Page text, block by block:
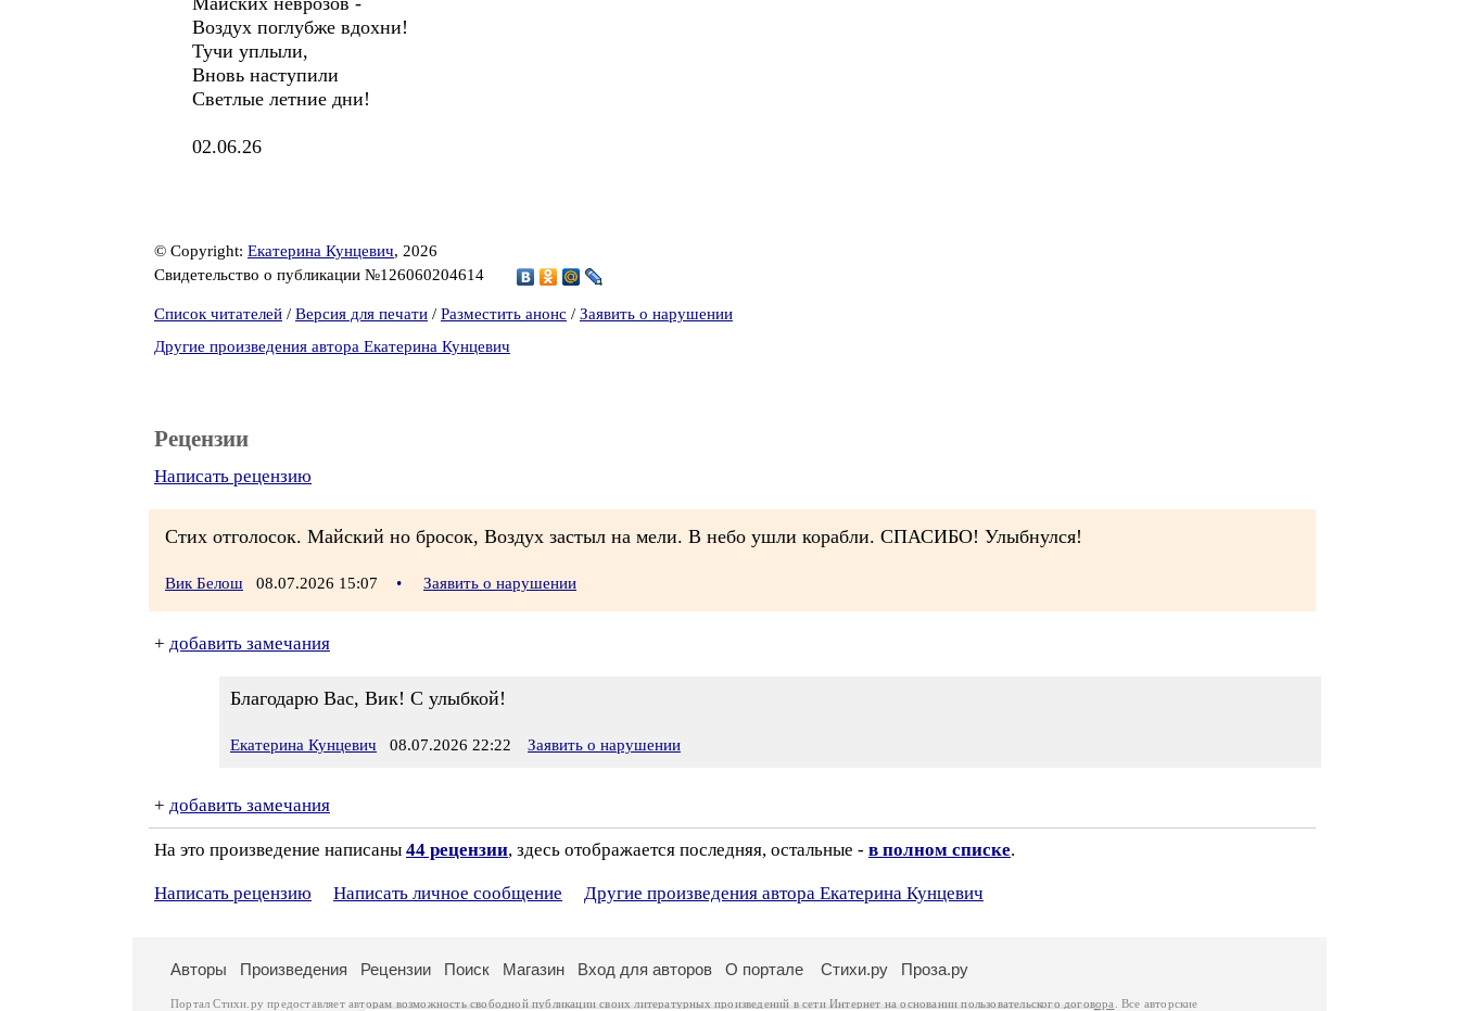
Воздух поглубже вдохни!
Тучи уплыли,
Вновь наступили
Светлые летние дни!
02.06.26
© Copyright: Екатерина Кунцевич, 2026
Свидетельство о публикации №126060204614
Список читателей / Версия для печати / Разместить анонс / Заявить о нарушении
Другие произведения автора Екатерина Кунцевич
Рецензии
Написать рецензию
Стих отголосок. Майский но бросок, Воздух застыл на мели. В небо ушли корабли. СПАСИБО! Улыбнулся!
Вик Белош 08.07.2026 15:07 • Заявить о нарушении
+ добавить замечания
Благодарю Вас, Вик! С улыбкой!
Екатерина Кунцевич 08.07.2026 22:22 Заявить о нарушении
+ добавить замечания
На это произведение написаны 44 рецензии, здесь отображается последняя, остальные - в полном списке.
Написать рецензию Написать личное сообщение Другие произведения автора Екатерина Кунцевич
Авторы Произведения Рецензии Поиск Магазин Вход для авторов О портале Стихи.ру Проза.ру
Портал Стихи.ру предоставляет авторам возможность свободной публикации своих литературных произведений в сети Интернет на основаниипользовательского договора . Все авторские